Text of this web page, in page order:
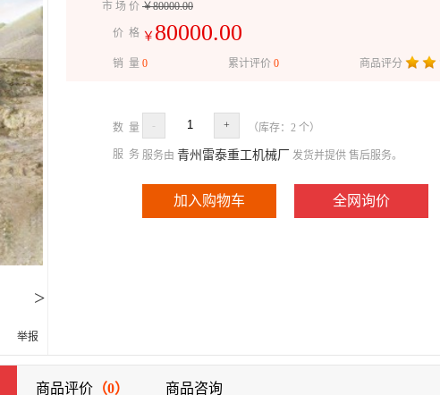
>
举报
市 场 价 ￥80000.00
价 格 ￥ 80000.00
销 量 0 累计评价 0 商品评分
数 量 - + （库存： 2 个）
服 务 服务由 青州雷泰重工机械厂 发货并提供 售后服务。
加入购物车 全网询价
商品评价 （0） 商品咨询